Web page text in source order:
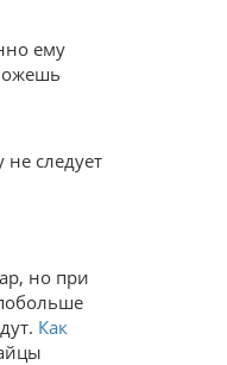
ему
следует
но при
Как